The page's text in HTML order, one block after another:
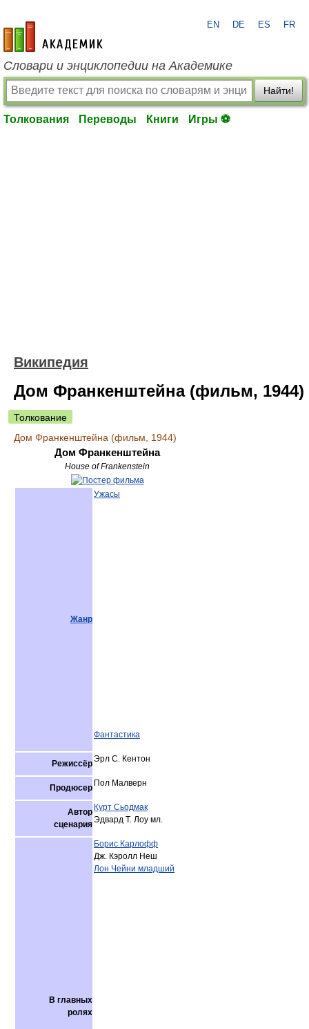
academic.ru
EN DE ES FR
Словари и энциклопедии на Академике
Найти!
Толкования Переводы Книги Игры ⚽
Википедия
Дом Франкенштейна (фильм, 1944)
Толкование
Дом Франкенштейна (фильм, 1944)
Дом Франкенштейна
House of Frankenstein
Жанр
Ужасы
Фантастика
РежиссёрЭрл С. Кентон
Продюсер Пол Малверн
Автор
сценария
Курт Сьодмак
Эдвард Т. Лоу мл.
В главных
ролях
Борис Карлофф
Дж. Кэролл Неш
Лон Чейни младший